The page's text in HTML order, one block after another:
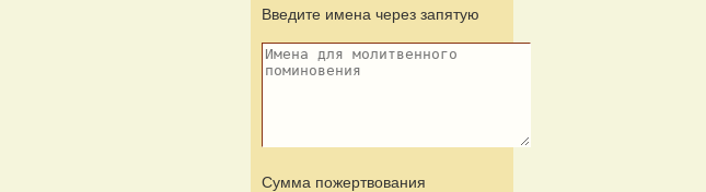
Введите имена через запятую
Сумма пожертвования